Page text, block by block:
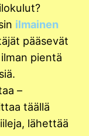
ilmainen
pääsevät
pientä
–
täällä
lähettää